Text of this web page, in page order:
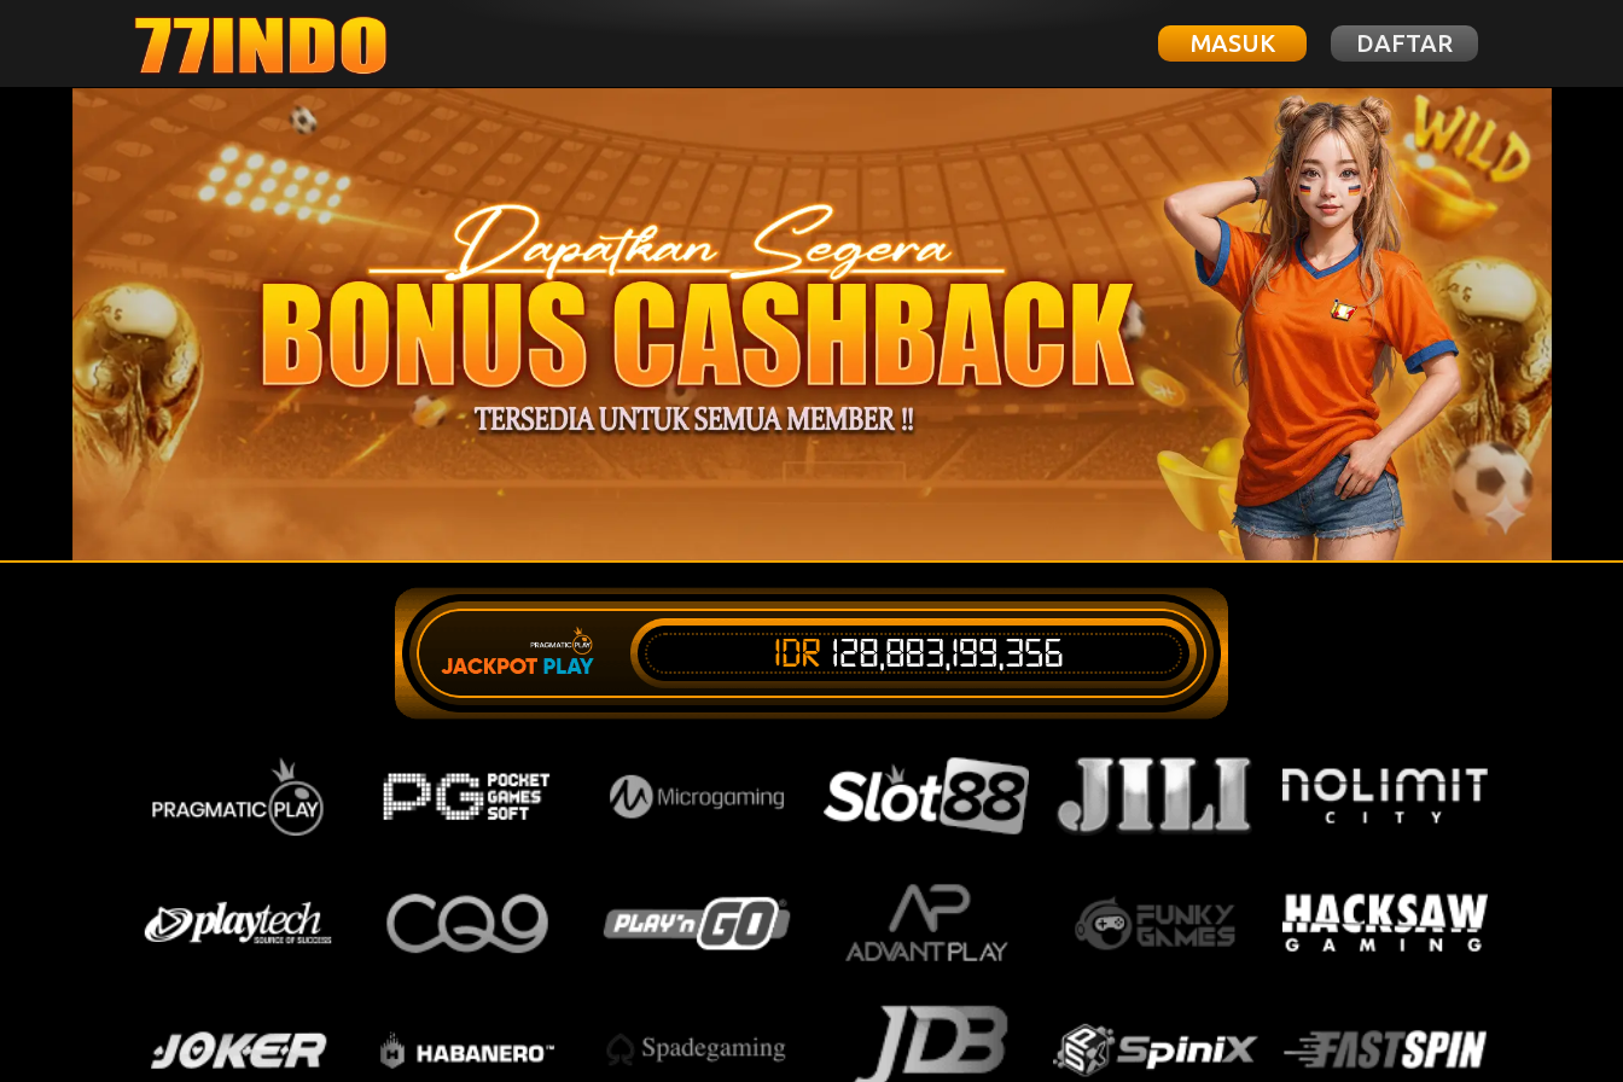
MASUK DAFTAR